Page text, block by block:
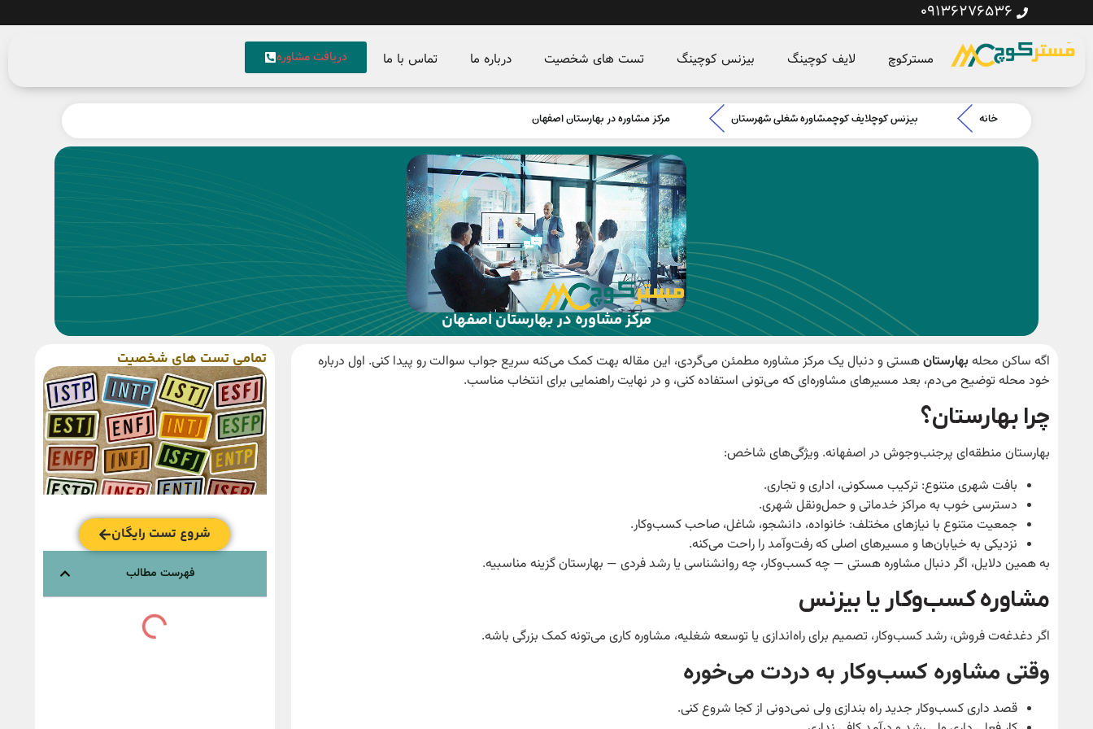
09136276536
دریافت مشاوره مسترکوچ لایف کوچینگ بیزنس کوچینگ تست های شخصیت درباره ما تماس با ما
خانه بیزنس کوچلایف کوچمشاوره شغلی شهرستان مرکز مشاوره در بهارستان اصفهان
مرکز مشاوره در بهارستان اصفهان
اگه ساکن محلهبهارستانهستی و دنبال یک مرکز مشاوره مطمئن می‌گردی، این مقاله بهت کمک می‌کنه سریع جواب سوالت رو پیدا کنی. اول درباره
خود محله توضیح می‌دم، بعد مسیرهای مشاوره‌ای که می‌تونی استفاده کنی، و در نهایت راهنمایی برای انتخاب مناسب.
چرا بهارستان؟
بهارستان منطقه‌ای پرجنب‌وجوش در اصفهانه. ویژگی‌های شاخص:
بافت شهری متنوع: ترکیب مسکونی، اداری و تجاری.
دسترسی خوب به مراکز خدماتی و حمل‌ونقل شهری.
جمعیت متنوع با نیازهای مختلف: خانواده، دانشجو، شاغل، صاحب کسب‌وکار.
نزدیکی به خیابان‌ها و مسیرهای اصلی که رفت‌وآمد را راحت می‌کنه.
به همین دلایل، اگر دنبال مشاوره هستی — چه کسب‌وکار، چه روانشناسی یا رشد فردی — بهارستان گزینه مناسبیه.
مشاوره کسب‌وکار یا بیزنس
اگر دغدغه‌ت فروش، رشد کسب‌وکار، تصمیم برای راه‌اندازی یا توسعه شغلیه، مشاوره کاری می‌تونه کمک بزرگی باشه.
وقتی مشاوره کسب‌وکار به دردت می‌خوره
قصد داری کسب‌وکار جدید راه بندازی ولی نمی‌دونی از کجا شروع کنی.
تمامی تست های شخصیت
شروع تست رایگان
فهرست مطالب